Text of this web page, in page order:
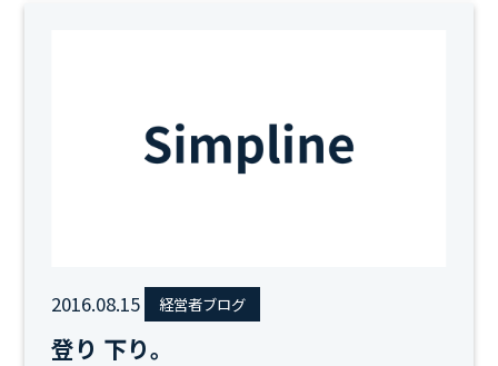
2016.08.15 経営者ブログ
登り 下り。